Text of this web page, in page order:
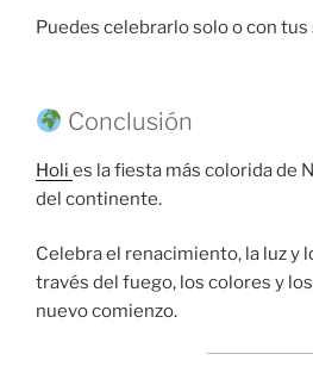
Puedes celebrarlo solo o con
Conclusión
Holi es la fiesta más colorida de
del continente.
Celebra el renacimiento, la luz y
través del fuego, los colores y
nuevo comienzo.